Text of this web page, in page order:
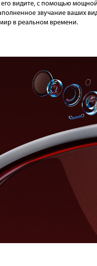
видите, с помощью
звучание ваших
в реальном времени.